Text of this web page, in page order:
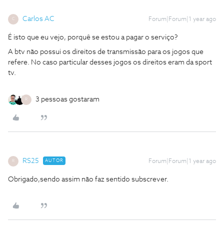
C Carlos AC Forum|Forum|1 year ago
É isto que eu vejo, porquê se estou a pagar o serviço?
A btv não possui os direitos de transmissão para os jogos que
refere. No caso particular desses jogos os direitos eram da sport
tv.
R 3 pessoas gostaram
R RS25 AUTOR Forum|Forum|1 year ago
Obrigado,sendo assim não faz sentido subscrever.